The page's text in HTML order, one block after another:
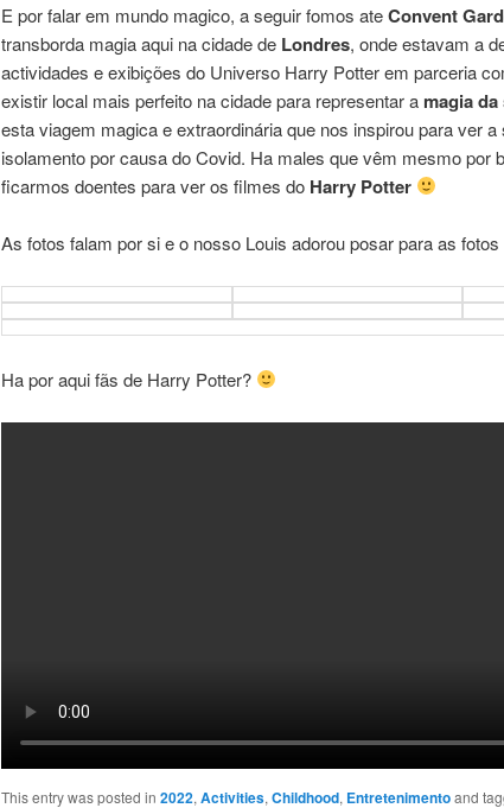
E por falar em mundo magico, a seguir fomos ateConvent
transborda magia aqui na cidade de Londres, onde estavam a
actividades e exibições do Universo Harry Potter em parceria
existir local mais perfeito na cidade para representar a magia da
esta viagem magica e extraordinária que nos inspirou para ver
isolamento por causa do Covid. Ha males que vêm mesmo por
ficarmos doentes para ver os filmes do Harry Potter
As fotos falam por si e o nosso Louis adorou posar para as
Ha por aqui fãs de Harry Potter?
This entry was posted in 2022, Activities, Childhood, Entretenimentoand